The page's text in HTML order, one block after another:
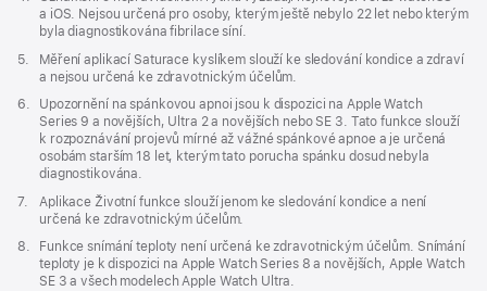
a iOS. Nejsou určená pro osoby, kterým ještě nebylo 22 let nebo kterým
byla diagnostikována fibrilace síní.
Poznámka
5.
Měření aplikací Saturace kyslíkem slouží ke sledování kondice a zdraví
a nejsou určená ke zdravotnickým účelům.
Poznámka
6.
Upozornění na spánkovou apnoi jsou k dispozici na Apple Watch
Series 9 a novějších, Ultra 2 a novějších nebo SE 3. Tato funkce slouží
k rozpoznávání projevů mírné až vážné spánkové apnoe a je určená
osobám starším 18 let, kterým tato porucha spánku dosud nebyla
diagnostikována.
Poznámka
7.
Aplikace Životní funkce slouží jenom ke sledování kondice a není
určená ke zdravotnickým účelům.
Poznámka
8.
Funkce snímání teploty není určená ke zdravotnickým účelům. Snímání
teploty je k dispozici na Apple Watch Series 8 a novějších, Apple Watch
SE 3 a všech modelech Apple Watch Ultra.